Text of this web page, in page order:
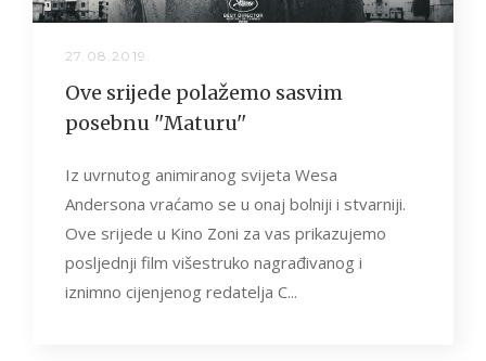
27.08.2019.
Ove srijede polažemo sasvim
posebnu ''Maturu''
Iz uvrnutog animiranog svijeta Wesa
Andersona vraćamo se u onaj bolniji i stvarniji.
Ove srijede u Kino Zoni za vas prikazujemo
posljednji film višestruko nagrađivanog i
iznimno cijenjenog redatelja C...